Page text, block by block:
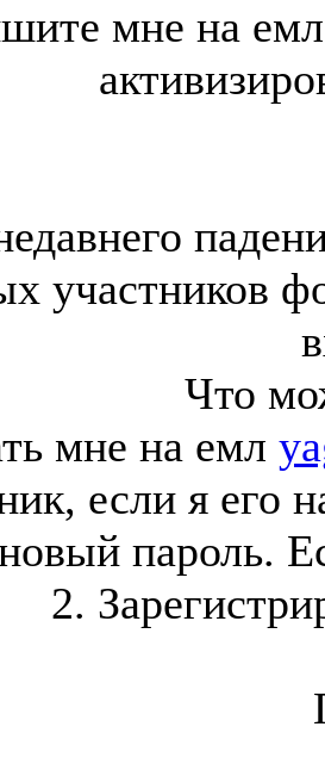
мне на
участников
Что
мне на емл
если я его
пароль.
2.